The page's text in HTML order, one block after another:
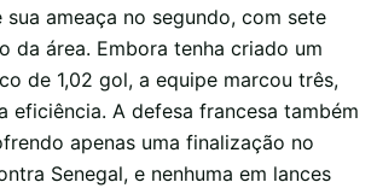
ameaça no segundo, com sete
da área. Embora tenha criado um
de 1,02 gol, a equipe marcou três,
eficiência. A defesa francesa também
apenas uma finalização no
Senegal, e nenhuma em lances